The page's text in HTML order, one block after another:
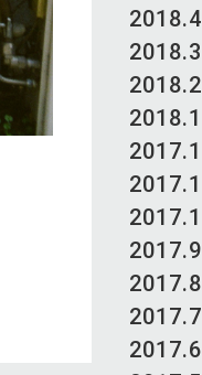
2018.4
2018.3
2018.2
2018.1
2017.9
2017.8
2017.7
2017.6